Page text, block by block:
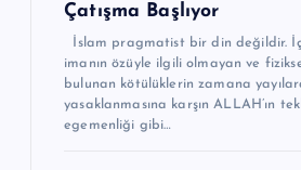
Çatışma Başlıyor
İslam pragmatist bir din değildir.
imanın özüyle ilgili olmayan ve
bulunan kötülüklerin zamana
yasaklanmasına karşın ALLAH’ın
egemenliği gibi…